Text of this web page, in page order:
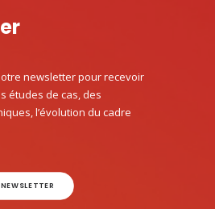
newsletter pour recevoir
études de cas, des
l’évolution du cadre